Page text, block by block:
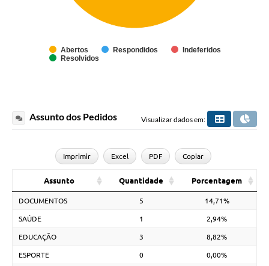
Abertos Respondidos
Indeferidos
Resolvidos
Assunto dos Pedidos Visualizar dados em:
Imprimir Excel PDF Copiar
Assunto Quantidade Porcentagem
DOCUMENTOS 5 14,71%
SAÚDE 1 2,94%
EDUCAÇÃO 3 8,82%
ESPORTE 0 0,00%